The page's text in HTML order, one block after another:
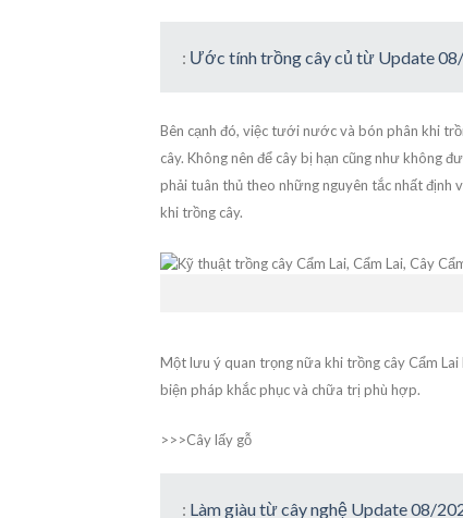
: Ước tính trồng cây củ từ Update
Bên cạnh đó, việc tưới nước và bón phân khi
cây. Không nên để cây bị hạn cũng như không
phải tuân thủ theo những nguyên tắc nhất định
khi trồng cây.
Một lưu ý quan trọng nữa khi trồng cây Cẩm
biện pháp khắc phục và chữa trị phù hợp.
>>>Cây lấy gỗ
: Làm giàu từ cây nghệ Update 08/